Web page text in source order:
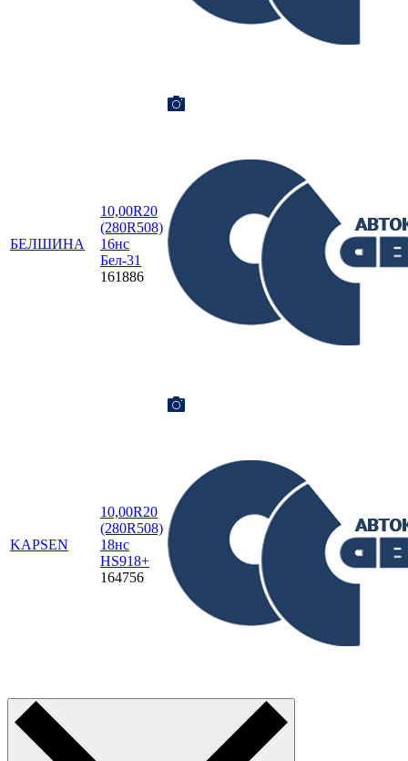
БЕЛШИНА
10,00R20
(280R508)
16нс
Бел-31
161886
KAPSEN
10,00R20
(280R508)
18нс
HS918+
164756